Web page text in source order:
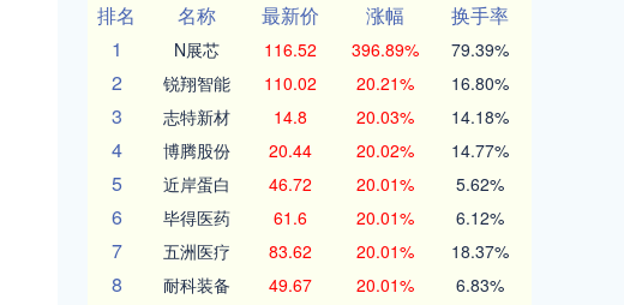
排名
名称 最新价 涨幅
换手率
1
N展芯 116.52 396.89% 79.39%
2 锐翔智能 110.02 20.21% 16.80%
3 志特新材 14.8 20.03% 14.18%
4 博腾股份 20.44 20.02% 14.77%
5 近岸蛋白 46.72 20.01% 5.62%
6 毕得医药 61.6 20.01% 6.12%
7 五洲医疗 83.62 20.01% 18.37%
8 耐科装备 49.67 20.01% 6.83%